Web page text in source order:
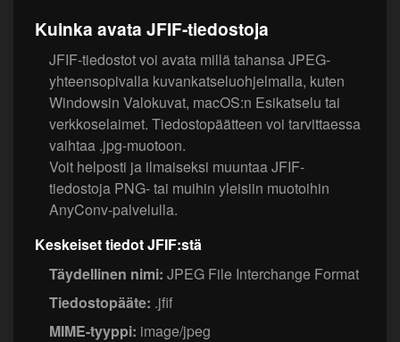
Kuinka avata JFIF-tiedostoja
JFIF-tiedostot voi avata millä tahansa JPEG-
yhteensopivalla kuvankatseluohjelmalla, kuten
Windowsin Valokuvat, macOS:n Esikatselu tai
verkkoselaimet. Tiedostopäätteen voi tarvittaessa
vaihtaa .jpg-muotoon.
Voit helposti ja ilmaiseksi muuntaa JFIF-
tiedostoja PNG- tai muihin yleisiin muotoihin
AnyConv-palvelulla.
Keskeiset tiedot JFIF:stä
Täydellinen nimi: JPEG File Interchange Format
Tiedostopääte: .jfif
MIME-tyyppi: image/jpeg